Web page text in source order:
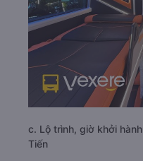
c. Lộ trình, giờ khởi
Tiến